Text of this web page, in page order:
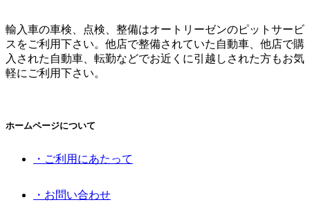
輸入車の車検、点検、整備はオートリーゼンのピットサービ
スをご利用下さい。他店で整備されていた自動車、他店で購
入された自動車、転勤などでお近くに引越しされた方もお気
軽にご利用下さい。
ホームページについて
・ご利用にあたって
・お問い合わせ